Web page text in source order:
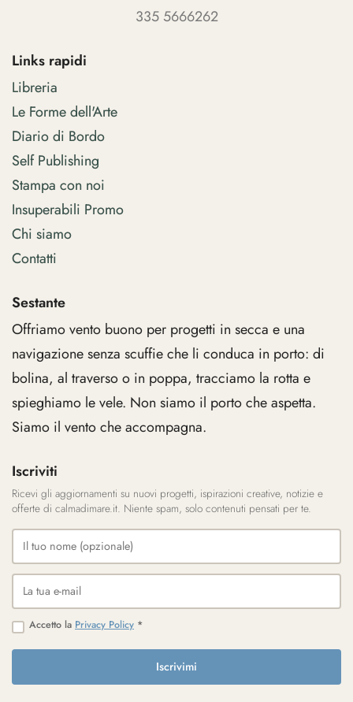
335 5666262
Links rapidi
Libreria
Le Forme dell'Arte
Diario di Bordo
Self Publishing
Stampa con noi
Insuperabili Promo
Chi siamo
Contatti
Sestante
Offriamo vento buono per progetti in secca e una
navigazione senza scuffie che li conduca in porto: di
bolina, al traverso o in poppa, tracciamo la rotta e
spieghiamo le vele. Non siamo il porto che aspetta.
Siamo il vento che accompagna.
Iscriviti
Ricevi gli aggiornamenti su nuovi progetti, ispirazioni creative, notizie e
offerte di calmadimare.it. Niente spam, solo contenuti pensati per te.
Accetto la Privacy Policy *
Iscrivimi